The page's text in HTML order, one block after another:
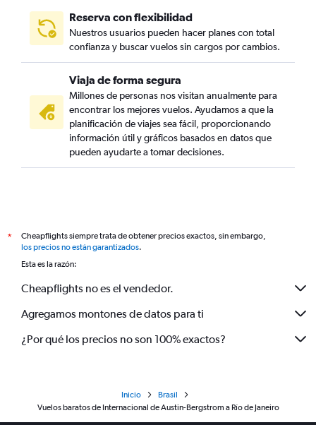
Reserva con flexibilidad
Nuestros usuarios pueden hacer planes con total
confianza y buscar vuelos sin cargos por cambios.
Viaja de forma segura
Millones de personas nos visitan anualmente para
encontrar los mejores vuelos. Ayudamos a que la
planificación de viajes sea fácil, proporcionando
información útil y gráficos basados en datos que
pueden ayudarte a tomar decisiones.
*
Cheapflights siempre trata de obtener precios exactos, sin embargo,
los precios no están garantizados.
Esta es la razón:
Cheapflights no es el vendedor.
Agregamos montones de datos para ti
¿Por qué los precios no son 100% exactos?
Inicio
Brasil
Vuelos baratos de Internacional de Austin-Bergstrom a Río de Janeiro